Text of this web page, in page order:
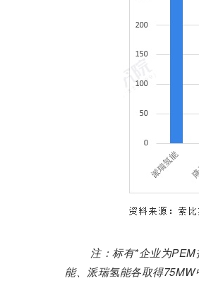
注：标有*企业为
能、派瑞氢能各取得75MW